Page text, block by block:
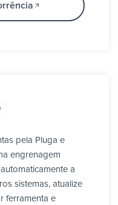
pela Pluga e
engrenagem
a
sistemas, atualize
ferramenta e